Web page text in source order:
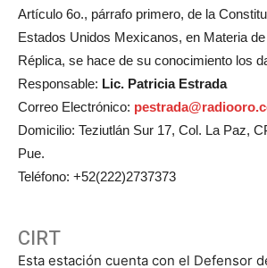
Artículo 6o., párrafo primero, de la
Estados Unidos Mexicanos, en Materia
Réplica, se hace de su conocimiento los
Responsable: Lic. Patricia Estrada
Correo Electrónico:
Domicilio: Teziutlán Sur 17, Col. La Paz,
Pue.
Teléfono: +52(222)2737373
CIRT
Esta estación cuenta con el Defensor